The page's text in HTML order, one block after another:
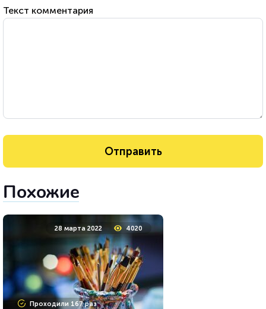
Текст комментария
Похожие
28 марта 2022 4020
Проходили 167 раз